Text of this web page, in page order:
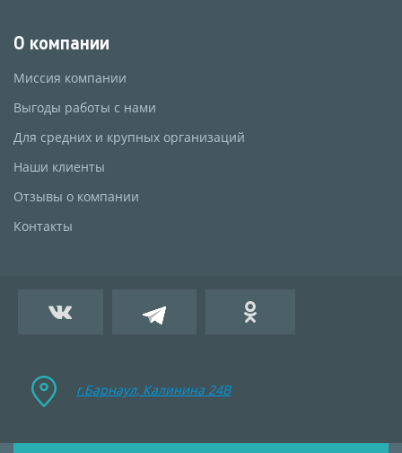
О компании
Миссия компании
Выгоды работы с нами
Для средних и крупных организаций
Наши клиенты
Отзывы о компании
Контакты
г.Барнаул, Калинина 24B